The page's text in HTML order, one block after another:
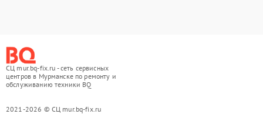
СЦ mur.bq-fix.ru - сеть сервисных
центров в Мурманске по ремонту и
обслуживанию техники BQ
2021-2026 © СЦ mur.bq-fix.ru